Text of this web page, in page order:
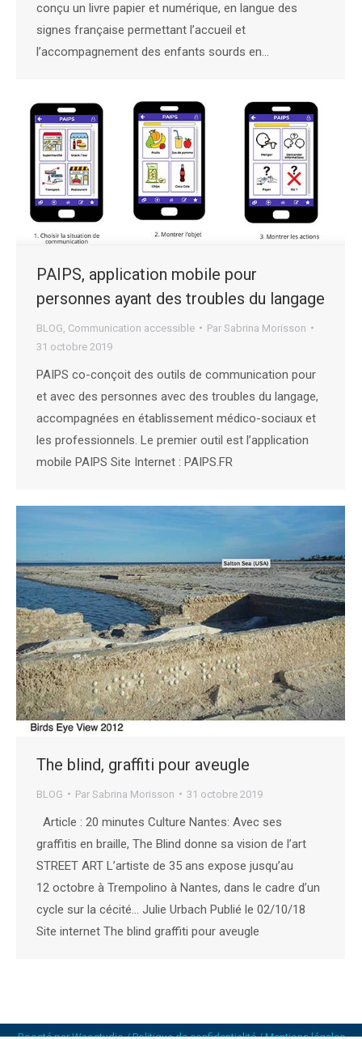
conçu un livre papier et numérique, en langue des
signes française permettant l’accueil et
l’accompagnement des enfants sourds en…
PAIPS, application mobile pour
personnes ayant des troubles du langage
BLOG Communication accessible Par Sabrina Morisson
31 octobre 2019
PAIPS co-conçoit des outils de communication pour
et avec des personnes avec des troubles du langage,
accompagnées en établissement médico-sociaux et
les professionnels. Le premier outil est l’application
mobile PAIPS Site Internet : PAIPS.FR
The blind, graffiti pour aveugle
BLOG Par Sabrina Morisson 31 octobre 2019
Article : 20 minutes Culture Nantes: Avec ses
graffitis en braille, The Blind donne sa vision de l’art
STREET ART L’artiste de 35 ans expose jusqu’au
12 octobre à Trempolino à Nantes, dans le cadre d’un
cycle sur la cécité… Julie Urbach Publié le 02/10/18
Site internet The blind graffiti pour aveugle